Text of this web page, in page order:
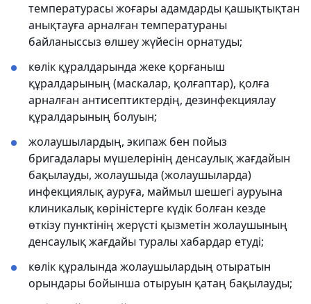
температурасы жоғары адамдарды қашықтықтан
анықтауға арналған температураны
байланыссыз өлшеу жүйесін орнатуды;
көлік құралдарында жеке қорғаныш
құралдарының (маскалар, қолғаптар), қолға
арналған антисептиктердің, дезинфекциялау
құралдарының болуын;
жолаушылардың, экипаж бен пойыз
бригадалары мүшелерінің денсаулық жағдайын
бақылауды, жолаушыда (жолаушыларда)
инфекциялық ауруға, маймыл шешегі ауруына
клиникалық көріністерге күдік болған кезде
өткізу пунктінің жерүсті қызметін жолаушының
денсаулық жағдайы туралы хабардар етуді;
көлік құралында жолаушылардың отыратын
орындары бойынша отыруын қатаң бақылауды;